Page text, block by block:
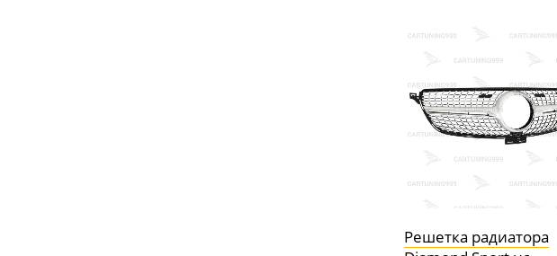
Решетка радиатора